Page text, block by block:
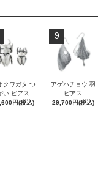
クワガタ つ
い ピアス
円(税込)
9
アゲハチョウ 羽
ピアス
29,700円(税込)